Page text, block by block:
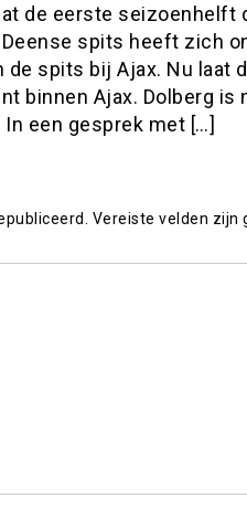
de eerste seizoenhelft
Deense spits heeft zich
spits bij Ajax. Nu laat
binnen Ajax. Dolberg is
In een gesprek met […]
Vereiste velden zijn